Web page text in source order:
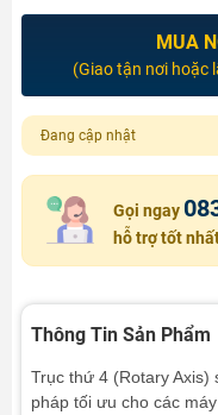
MUA
(Giao tận nơi hoặc
Đang cập nhật
Gọi ngay
hỗ trợ tốt
Thông Tin Sản Phẩm
Trục thứ 4 (Rotary Axis)
pháp tối ưu cho các